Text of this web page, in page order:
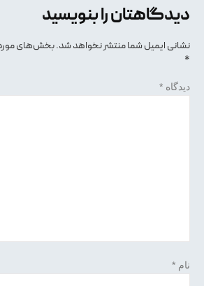
دیدگاهتان را بنویسید
نشانی ایمیل شما منتشر نخواهد شد.بخش‌های
دیدگاه*
نام*